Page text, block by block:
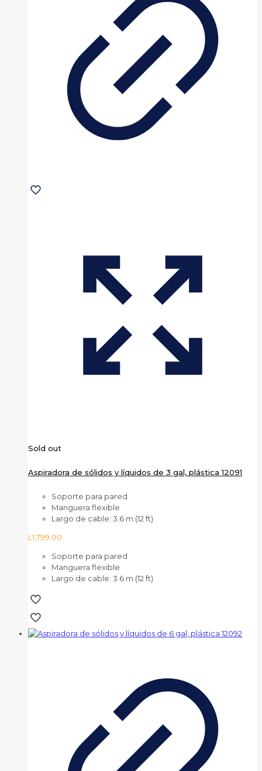
Sold out
Aspiradora de sólidos y líquidos de 3 gal, plástica 12091
Soporte para pared
Manguera flexible
Largo de cable: 3.6 m (12 ft)
L1,799.00
Soporte para pared
Manguera flexible
Largo de cable: 3.6 m (12 ft)